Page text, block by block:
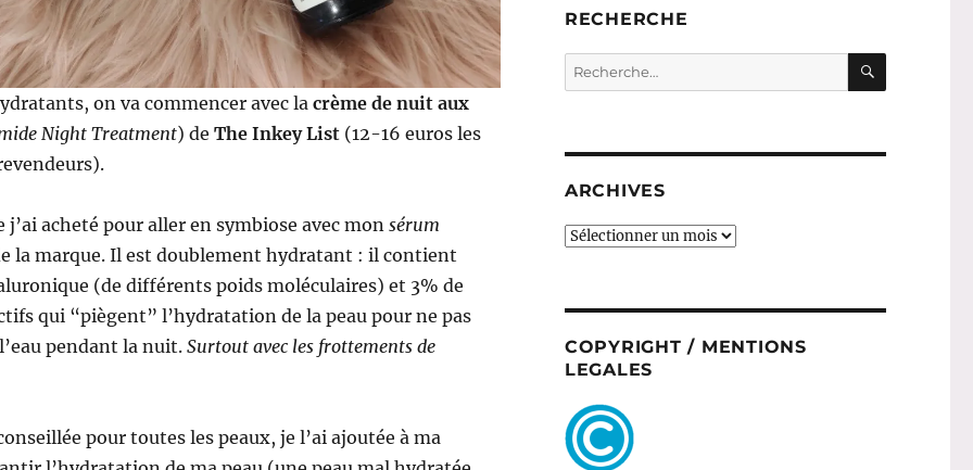
on va commencer avec lacrème de nuit aux
Night Treatment) de The Inkey List(12-16 euros les
j’ai acheté pour aller en symbiose avec mon sérum
la marque. Il est doublement hydratant : il contient
(de différents poids moléculaires) et 3% de
qui “piègent” l’hydratation de la peau pour ne pas
pendant la nuit. Surtout avec les frottements de
pour toutes les peaux, je l’ai ajoutée à ma
RECHERCHE
Recherche
pour :
ARCHIVES
ARCHIVES
COPYRIGHT / MENTIONS
LEGALES